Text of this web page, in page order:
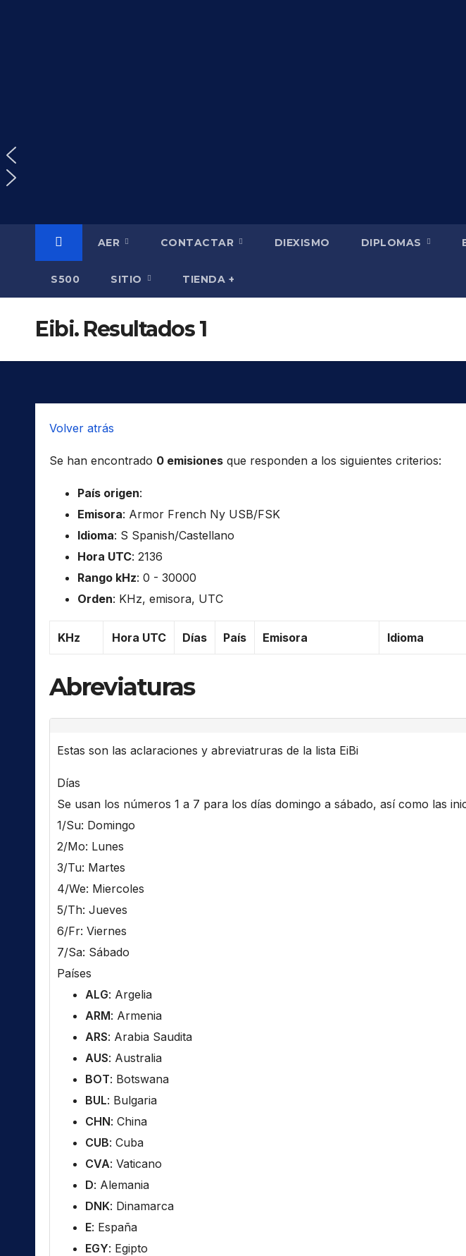
AER CONTACTAR DIEXISMO DIPLOMAS
S500 SITIO TIENDA +
Eibi. Resultados 1
Volver atrás
Se han encontrado 0 emisiones que responden a los siguientes criterios:
País origen:
Emisora: Armor French Ny USB/FSK
Idioma: S Spanish/Castellano
Hora UTC: 2136
Rango kHz: 0 - 30000
Orden: KHz, emisora, UTC
KHz Hora UTC Días País Emisora Idioma
Abreviaturas
Estas son las aclaraciones y abreviatruras de la lista EiBi
Días
Se usan los números 1 a 7 para los días domingo a sábado, así como las
1/Su: Domingo
2/Mo: Lunes
3/Tu: Martes
4/We: Miercoles
5/Th: Jueves
6/Fr: Viernes
7/Sa: Sábado
Países
ALG: Argelia
ARM: Armenia
ARS: Arabia Saudita
AUS: Australia
BOT: Botswana
BUL: Bulgaria
CHN: China
CUB: Cuba
CVA: Vaticano
D: Alemania
DNK: Dinamarca
E: España
EGY: Egipto